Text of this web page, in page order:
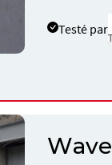
Testé par
Wave